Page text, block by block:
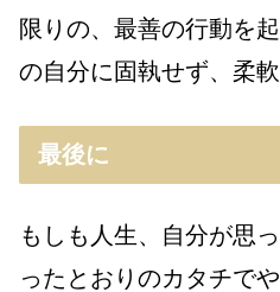
限りの、最善の行動を
の自分に固執せず、柔軟
最後に
もしも人生、自分が思
ったとおりのカタチで